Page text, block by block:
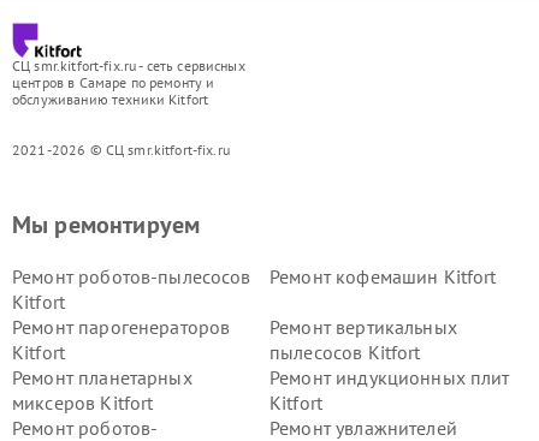
СЦ smr.kitfort-fix.ru - сеть сервисных
центров в Самаре по ремонту и
обслуживанию техники Kitfort
2021-2026 © СЦ smr.kitfort-fix.ru
Мы ремонтируем
Ремонт роботов-пылесосов
Kitfort
Ремонт кофемашин Kitfort
Ремонт парогенераторов
Kitfort
Ремонт вертикальных
пылесосов Kitfort
Ремонт планетарных
миксеров Kitfort
Ремонт индукционных плит
Kitfort
Ремонт роботов-
Ремонт увлажнителей